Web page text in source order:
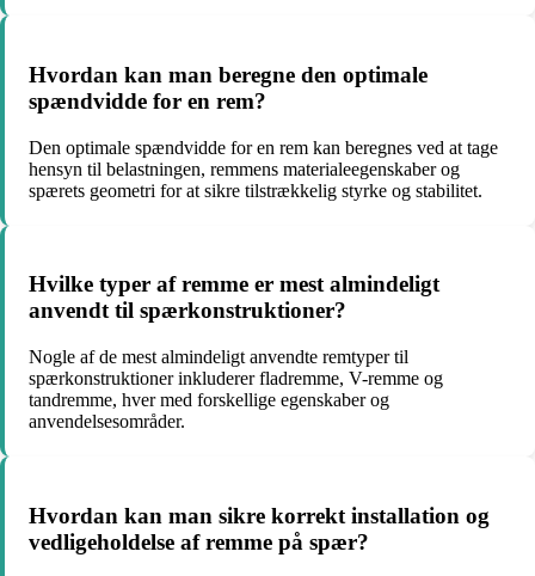
Hvordan kan man beregne den optimale
spændvidde for en rem?
Den optimale spændvidde for en rem kan beregnes ved at tage
hensyn til belastningen, remmens materialeegenskaber og
spærets geometri for at sikre tilstrækkelig styrke og stabilitet.
Hvilke typer af remme er mest almindeligt
anvendt til spærkonstruktioner?
Nogle af de mest almindeligt anvendte remtyper til
spærkonstruktioner inkluderer fladremme, V-remme og
tandremme, hver med forskellige egenskaber og
anvendelsesområder.
Hvordan kan man sikre korrekt installation og
vedligeholdelse af remme på spær?